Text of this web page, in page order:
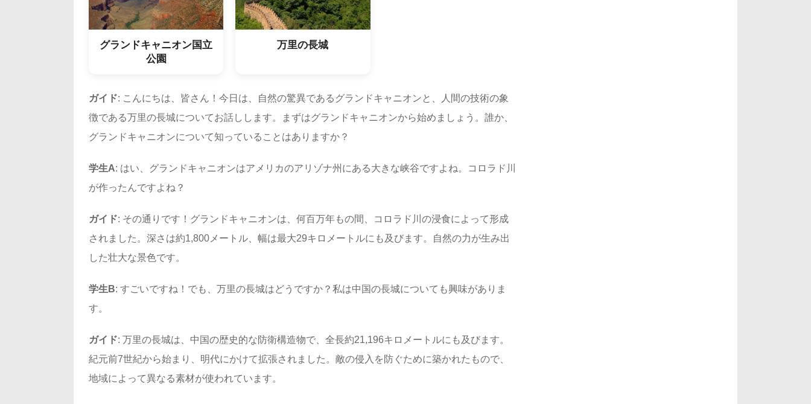
グランドキャニオン国立
公園
万里の長城
ガイド: こんにちは、皆さん！今日は、自然の驚異であるグランドキャニオンと、人間の技術の象
徴である万里の長城についてお話しします。まずはグランドキャニオンから始めましょう。誰か、
グランドキャニオンについて知っていることはありますか？
学生A: はい、グランドキャニオンはアメリカのアリゾナ州にある大きな峡谷ですよね。コロラド川
が作ったんですよね？
ガイド: その通りです！グランドキャニオンは、何百万年もの間、コロラド川の浸食によって形成
されました。深さは約1,800メートル、幅は最大29キロメートルにも及びます。自然の力が生み出
した壮大な景色です。
学生B: すごいですね！でも、万里の長城はどうですか？私は中国の長城についても興味がありま
す。
ガイド: 万里の長城は、中国の歴史的な防衛構造物で、全長約21,196キロメートルにも及びます。
紀元前7世紀から始まり、明代にかけて拡張されました。敵の侵入を防ぐために築かれたもので、
地域によって異なる素材が使われています。